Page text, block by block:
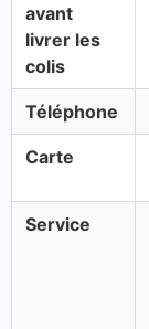
avant
livrer les
colis
Téléphone
Carte
Service